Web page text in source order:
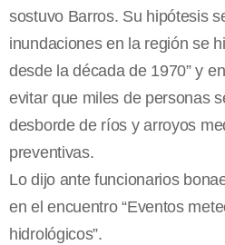
sostuvo Barros. Su hipótesis
inundaciones en la región se
desde la década de 1970” y
evitar que miles de personas
desborde de ríos y arroyos
preventivas.
Lo dijo ante funcionarios
en el encuentro “Eventos
hidrológicos”.